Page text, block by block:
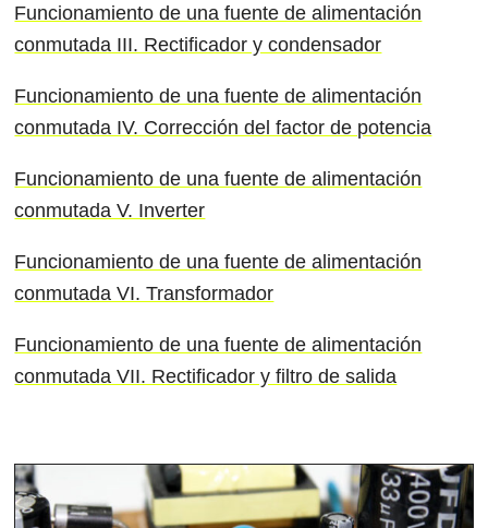
Funcionamiento de una fuente de alimentación
conmutada III. Rectificador y condensador
Funcionamiento de una fuente de alimentación
conmutada IV. Corrección del factor de potencia
Funcionamiento de una fuente de alimentación
conmutada V. Inverter
Funcionamiento de una fuente de alimentación
conmutada VI. Transformador
Funcionamiento de una fuente de alimentación
conmutada VII. Rectificador y filtro de salida